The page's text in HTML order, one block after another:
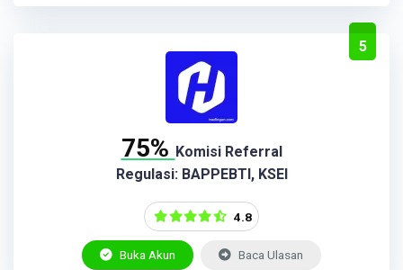
5
75% Komisi Referral
Regulasi: BAPPEBTI, KSEI
4.8
Buka Akun Baca Ulasan